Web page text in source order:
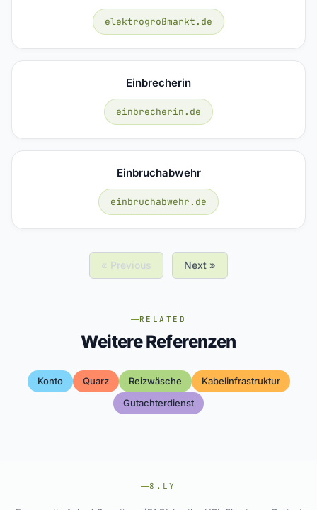
elektrogroßmarkt.de
Einbrecherin
einbrecherin.de
Einbruchabwehr
einbruchabwehr.de
« Previous Next »
RELATED
Weitere Referenzen
Konto Quarz Reizwäsche
Kabelinfrastruktur
Gutachterdienst
8.LY